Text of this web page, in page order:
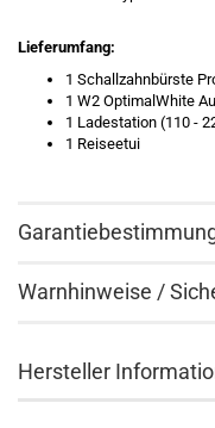
Lieferumfang:
1 Schallzahnbürste
1 W2 OptimalWhite
1 Ladestation (110 -
1 Reiseetui
Warnhinweise /
Hersteller